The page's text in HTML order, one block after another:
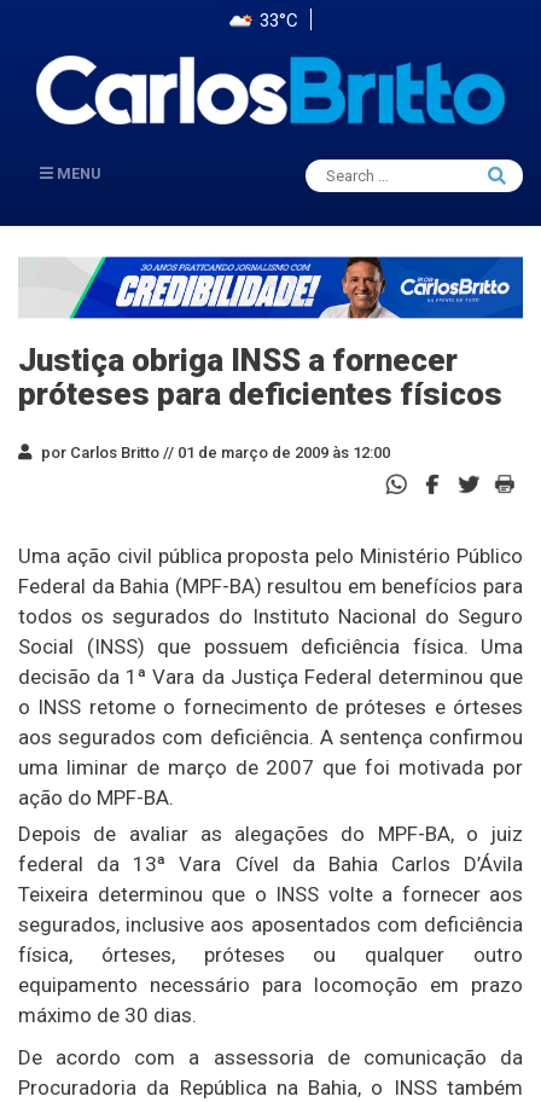
33°C
MENU
Search
for:
Search
Justiça obriga INSS a fornecer
próteses para deficientes físicos
por Carlos Britto // 01 de março de 2009 às 12:00
Uma ação civil pública proposta pelo Ministério Público
Federal da Bahia (MPF-BA) resultou em benefícios para
todos os segurados do Instituto Nacional do Seguro
Social (INSS) que possuem deficiência física. Uma
decisão da 1ª Vara da Justiça Federal determinou que
o INSS retome o fornecimento de próteses e órteses
aos segurados com deficiência. A sentença confirmou
uma liminar de março de 2007 que foi motivada por
ação do MPF-BA.
Depois de avaliar as alegações do MPF-BA, o juiz
federal da 13ª Vara Cível da Bahia Carlos D’Ávila
Teixeira determinou que o INSS volte a fornecer aos
segurados, inclusive aos aposentados com deficiência
física, órteses, próteses ou qualquer outro
equipamento necessário para locomoção em prazo
máximo de 30 dias.
De acordo com a assessoria de comunicação da
Procuradoria da República na Bahia, o INSS também